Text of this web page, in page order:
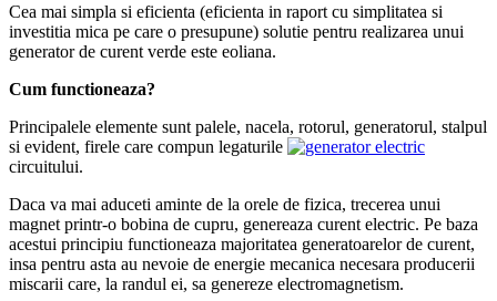
Cea mai simpla si eficienta (eficienta in raport cu simplitatea si
investitia mica pe care o presupune) solutie pentru realizarea unui
generator de curent verde este eoliana.
Cum functioneaza?
Principalele elemente sunt palele, nacela, rotorul, generatorul, stalpul
si evident, firele care compun legaturile
circuitului.
Daca va mai aduceti aminte de la orele de fizica, trecerea unui
magnet printr-o bobina de cupru, genereaza curent electric. Pe baza
acestui principiu functioneaza majoritatea generatoarelor de curent,
insa pentru asta au nevoie de energie mecanica necesara producerii
miscarii care, la randul ei, sa genereze electromagnetism.